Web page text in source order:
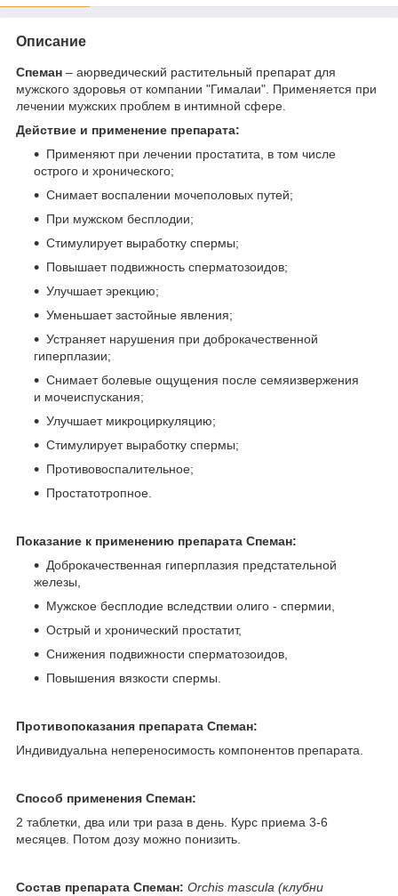
Описание
Спеман – аюрведический растительный препарат для
мужского здоровья от компании "Гималаи". Применяется при
лечении мужских проблем в интимной сфере.
Действие и применение препарата:
Применяют при лечении простатита, в том числе
острого и хронического;
Снимает воспалении мочеполовых путей;
При мужском бесплодии;
Стимулирует выработку спермы;
Повышает подвижность сперматозоидов;
Улучшает эрекцию;
Уменьшает застойные явления;
Устраняет нарушения при доброкачественной
гиперплазии;
Снимает болевые ощущения после семяизвержения
и мочеиспускания;
Улучшает микроциркуляцию;
Стимулирует выработку спермы;
Противовоспалительное;
Простатотропное.
Показание к применению препарата Спеман:
Доброкачественная гиперплазия предстательной
железы,
Мужское бесплодие вследствии олиго - спермии,
Острый и хронический простатит,
Снижения подвижности сперматозоидов,
Повышения вязкости спермы.
Противопоказания препарата Спеман:
Индивидуальна непереносимость компонентов препарата.
Способ применения Спеман:
2 таблетки, два или три раза в день. Курс приема 3-6
месяцев. Потом дозу можно понизить.
Состав препарата Спеман: Orchis mascula (клубни